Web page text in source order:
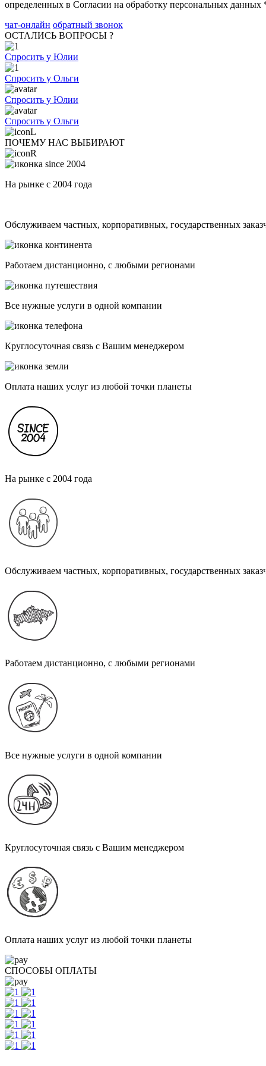
определенных в Согласии на обработку персональных данных
чат-онлайн обратный звонок
ОСТАЛИСЬ ВОПРОСЫ ?
Спросить у Юлии
Спросить у Ольги
Спросить у Юлии
Спросить у Ольги
ПОЧЕМУ НАС ВЫБИРАЮТ
На рынке с 2004 года
Обслуживаем частных, корпоративных, государственных
Работаем дистанционно, с любыми регионами
Все нужные услуги в одной компании
Круглосуточная связь с Вашим менеджером
Оплата наших услуг из любой точки планеты
На рынке с 2004 года
Обслуживаем частных, корпоративных, государственных
Работаем дистанционно, с любыми регионами
Все нужные услуги в одной компании
Круглосуточная связь с Вашим менеджером
Оплата наших услуг из любой точки планеты
СПОСОБЫ ОПЛАТЫ